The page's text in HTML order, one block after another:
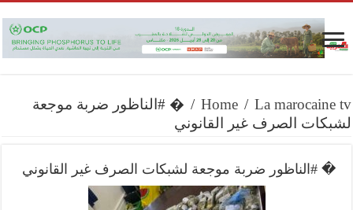
Home / La marocaine tv
/ � #الناظور ضربة موجعة
لشبكات الصرف غير القانوني
� #الناظور ضربة موجعة لشبكات الصرف غير القانوني